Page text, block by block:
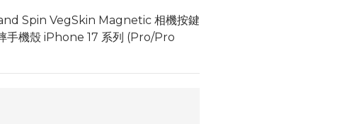
Spin VegSkin Magnetic 相機按鍵
手機殼 iPhone 17 系列 (Pro/Pro